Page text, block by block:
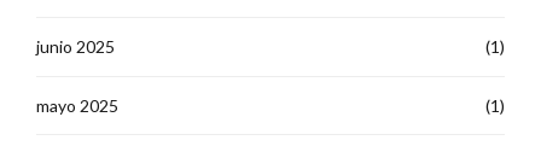
junio 2025 (1)
mayo 2025 (1)